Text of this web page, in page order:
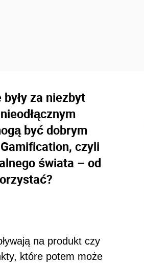
za niezbyt
być dobrym
czyli
świata – od
na produkt czy
które potem może